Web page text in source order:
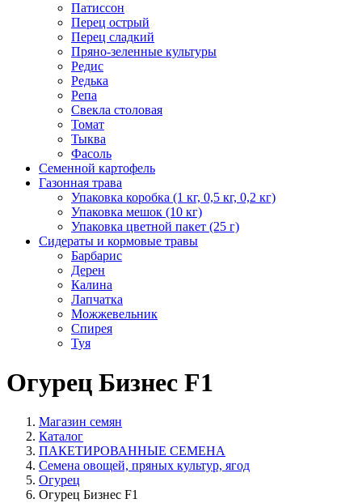
Патиссон
Перец острый
Перец сладкий
Пряно-зеленные культуры
Редис
Редька
Репа
Свекла столовая
Томат
Тыква
Фасоль
Семенной картофель
Газонная трава
Упаковка коробка (1 кг, 0,5 кг, 0,2 кг)
Упаковка мешок (10 кг)
Упаковка цветной пакет (25 г)
Сидераты и кормовые травы
Барбарис
Дерен
Калина
Лапчатка
Можжевельник
Спирея
Туя
Огурец Бизнес F1
Магазин семян
Каталог
ПАКЕТИРОВАННЫЕ СЕМЕНА
Семена овощей, пряных культур, ягод
Огурец
Огурец Бизнес F1